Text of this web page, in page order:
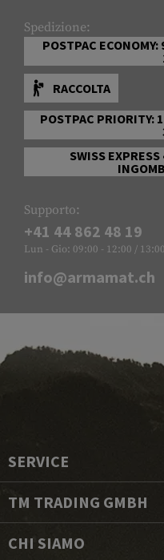
Spedizione:
POSTPAC
RACCOLTA
POSTPAC PRIORITY:
SWISS
Supporto:
+41 44 862 48 19
Lun - Gio: 09:00 - 12:00 /
info@armamat.ch
SERVICE
TM TRADING GMBH
CHI SIAMO